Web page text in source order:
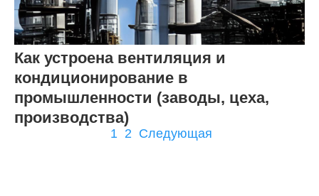
Как устроена вентиляция и
кондиционирование в
промышленности (заводы, цеха,
производства)
1 2 Следующая